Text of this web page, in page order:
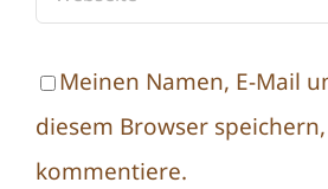
Meinen Namen, E-Mail
diesem Browser
kommentiere.